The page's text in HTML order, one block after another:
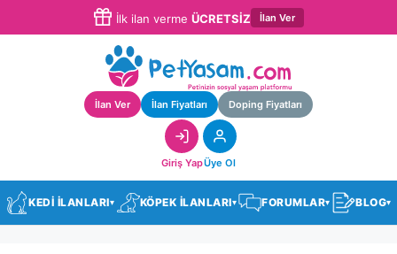
İlk ilan verme ÜCRETSİZ İlan Ver
İlan Ver İlan Fiyatları Doping Fiyatları
Giriş YapÜye Ol
KEDİ İLANLARI▾ KÖPEK İLANLARI▾ FORUMLAR▾ BLOG▾